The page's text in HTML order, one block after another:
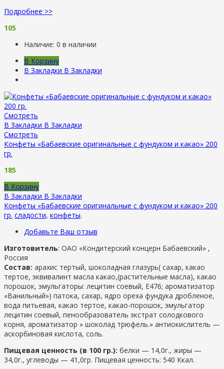
Подробнее >>
105
Наличие: 0 в наличии
В Корзину
В Закладки В Закладки
Смотреть
В Закладки В Закладки
Смотреть
Конфеты «Бабаевские оригинальные с фундуком и какао» 200
гр.
185
В Корзину
В Закладки В Закладки
Конфеты «Бабаевские оригинальные с фундуком и какао» 200
гр. сладости, конфеты.
Добавьте Ваш отзыв
Изготовитель: ОАО «Кондитерский концерн Бабаевский» ,
Россия
Состав: арахис тертый, шоколадная глазурь( сахар, какао
тертое, эквивалинт масла какао,(растительные масла), какао
порошок, эмульгаторы: лецитин соевый, Е476; ароматизатор
«Ванильный») патока, сахар, ядро ореха фундука дробленое,
вода питьевая, какао тертое, какао-порошок, эмульгатор
лецитин соевый, пенообразователь экстрат солодкового
корня, ароматизатор » шоколад трюфель.» антиокислитель —
аскорбиновая кислота, соль.
Пищевая ценность (в 100 гр.): белки — 14,0г., жиры —
34,0г., углеводы — 41,0гр. Пищевая ценность: 540 Ккал.